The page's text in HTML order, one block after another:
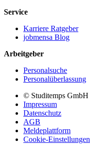
Service
Karriere Ratgeber
jobmensa Blog
Arbeitgeber
Personalsuche
Personalüberlassung
© Studitemps GmbH
Impressum
Datenschutz
AGB
Meldeplattform
Cookie-Einstellungen